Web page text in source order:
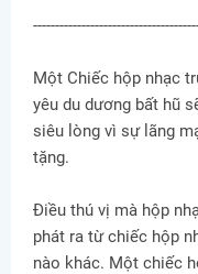
Một Chiếc hộp nhạc
yêu du dương bất hũ
siêu lòng vì sự lãng
tặng.
Điều thú vị mà hộp
phát ra từ chiếc hộp
nào khác. Một chiếc